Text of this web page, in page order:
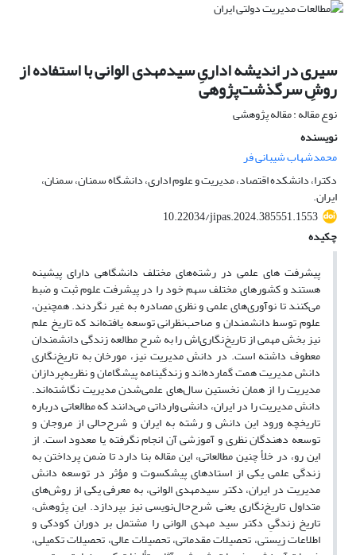
سیری در اندیشه اداریِ سیدمهدی الوانی با استفاده از
روشِ سرگذشت‌پژوهی
نوع مقاله : مقاله پژوهشی
نویسنده
محمدشهاب شیبانی فر
دکترا، دانشکده اقتصاد، مدیریت و علوم اداری، دانشگاه سمنان، سمنان،
ایران.
10.22034/jipas.2024.385551.1553
چکیده
پیشرفت های علمی در رشته‌های مختلف دانشگاهی دارای پیشینه
هستند و کشورهای مختلف سهم خود را در پیشرفت علوم ثبت و ضبط
می‌کنند تا نوآوری‌های علمی و نظری مصادره به غیر نگردند. همچنین،
علوم توسط دانشمندان و صاحب‌نظرانی توسعه یافته‌اند که تاریخ علم
نیز بخش مهمی از تاریخ‌نگاری‌اش را به شرح مطالعه زندگی دانشمندان
معطوف داشته است. در دانش مدیریت نیز، مورخان به تاریخ‌نگاری
دانش مدیریت همت گمارده‌اند و زندگینامه پیشگامان و نظریه‌پردازان
مدیریت را از همان نخستین سال‌های علمی‌شدن مدیریت نگاشته‌اند.
دانش مدیریت را در ایران، دانشی وارداتی می‌دانند که مطالعاتی درباره
تاریخچه ورود این دانش و رشته به ایران و شرح‌حالی از مروجان و
توسعه دهندگان نظری و آموزشی آن انجام نگرفته یا معدود است. از
این رو، در خلأ چنین مطالعاتی، این مقاله بنا دارد تا ضمن پرداختن به
زندگی علمی یکی از استادهای پیشکسوت و مؤثر در توسعه دانش
مدیریت در ایران، دکتر سیدمهدی الوانی، به معرفی یکی از روش‌های
متداول تاریخ‌نگاری یعنی شرح‌حال‌نویسی نیز بپردازد. این پژوهش،
تاریخ زندگیِ دکتر سید مهدی الوانی را مشتمل بر دوران کودکی و
اطلاعات زیستی، تحصیلات مقدماتی، تحصیلات عالی، تحصیلات تکمیلی،